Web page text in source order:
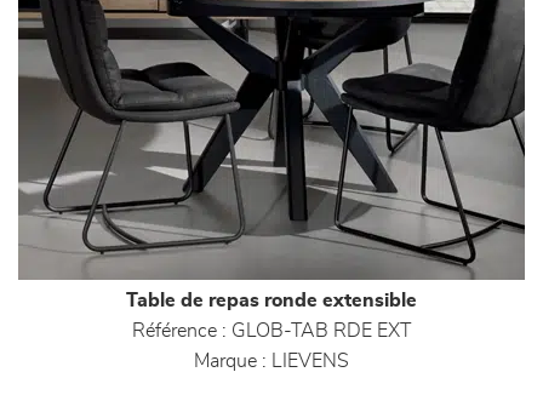
Table de repas ronde extensible
Référence : GLOB-TAB RDE EXT
Marque : LIEVENS